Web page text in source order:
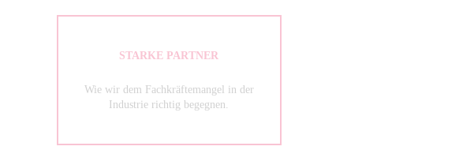
STARKE PARTNER
Wie wir dem Fachkräftemangel in der
Industrie richtig begegnen.